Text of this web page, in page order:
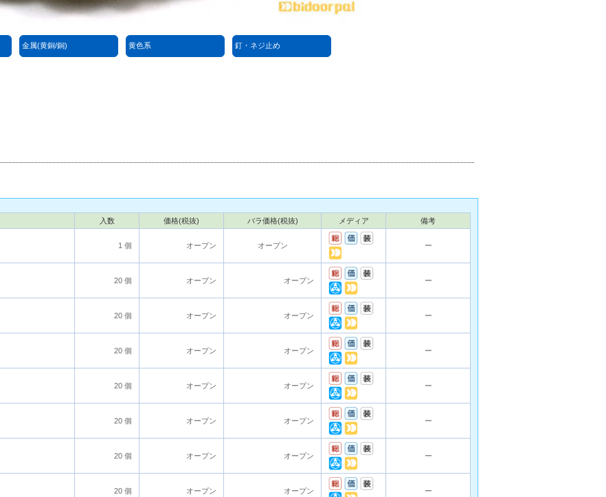
金属(黄銅/銅) 黄色系 釘・ネジ止め
入数 価格(税抜) バラ価格(税抜) メディア 備考
1 個 オープン オープン ー
20 個 オープン オープン ー
20 個 オープン オープン ー
20 個 オープン オープン ー
20 個 オープン オープン ー
20 個 オープン オープン ー
20 個 オープン オープン ー
20 個 オープン オープン ー